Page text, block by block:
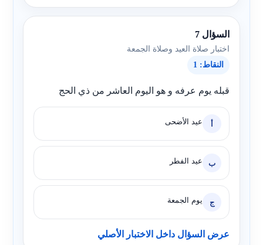
السؤال 7
اختبار صلاة العيد وصلاة الجمعة
النقاط: 1
قبله يوم عرفه و هو اليوم العاشر من ذي الحج
أ عيد الأضحى
ب عيد الفطر
ج يوم الجمعة
عرض السؤال داخل الاختبار الأصلي